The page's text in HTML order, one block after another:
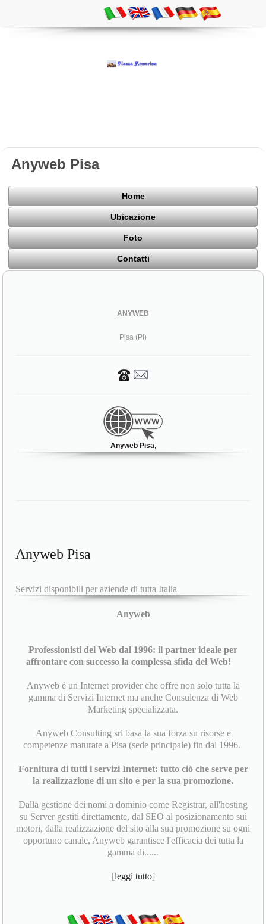
Anyweb Pisa
Home
Ubicazione
Foto
Contatti
ANYWEB
Pisa (PI)
Anyweb Pisa,
Anyweb Pisa
Servizi disponibili per aziende di tutta Italia
Anyweb
Professionisti del Web dal 1996: il partner ideale per
affrontare con successo la complessa sfida del Web!
Anyweb è un Internet provider che offre non solo tutta la
gamma di Servizi Internet ma anche Consulenza di Web
Marketing specializzata.
Anyweb Consulting srl basa la sua forza su risorse e
competenze maturate a Pisa (sede principale) fin dal 1996.
Fornitura di tutti i servizi Internet: tutto ciò che serve per
la realizzazione di un sito e per la sua promozione.
Dalla gestione dei nomi a dominio come Registrar, all'hosting
su Server gestiti direttamente, dal SEO al posizionamento sui
motori, dalla realizzazione del sito alla sua promozione su ogni
opportuno canale, Anyweb garantisce l'efficacia dei tutta la
gamma di......
[leggi tutto]